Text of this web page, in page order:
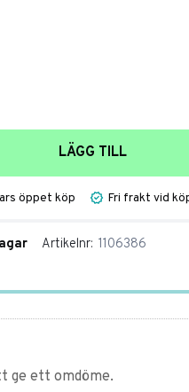
LÄGG TILL
öppet köp Fri frakt vid
Artikelnr 1106386